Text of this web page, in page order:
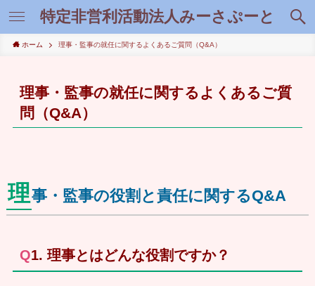
特定非営利活動法人みーさぷーと
ホーム 理事・監事の就任に関するよくあるご質問（Q&A）
理事・監事の就任に関するよくあるご質
問（Q&A）
理事・監事の役割と責任に関するQ&A
Q1. 理事とはどんな役割ですか？